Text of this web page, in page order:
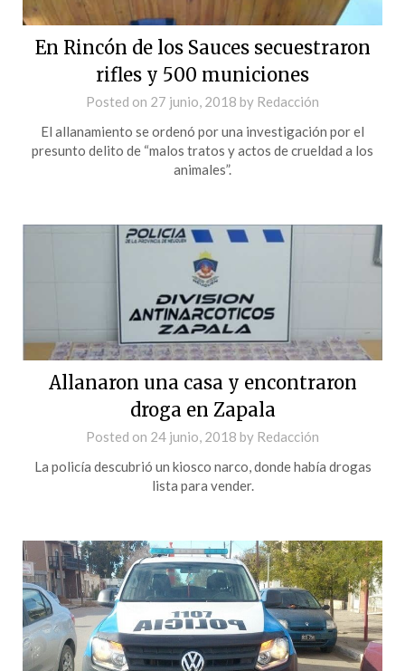
En Rincón de los Sauces secuestraron
rifles y 500 municiones
Posted on 27 junio, 2018 by Redacción
El allanamiento se ordenó por una investigación por el
presunto delito de “malos tratos y actos de crueldad a los
animales”.
Allanaron una casa y encontraron
droga en Zapala
Posted on 24 junio, 2018 by Redacción
La policía descubrió un kiosco narco, donde había drogas
lista para vender.